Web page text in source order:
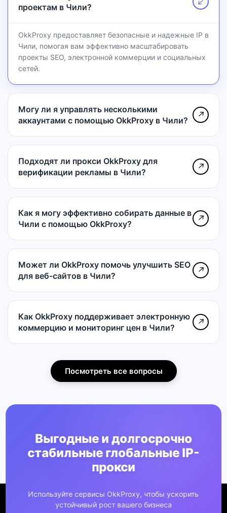
проектам в Чили?
OkkProxy предоставляет безопасные и надежные IP в
Чили, помогая вам эффективно масштабировать
проекты SEO, электронной коммерции и социальных
сетей.
Могу ли я управлять несколькими
аккаунтами с помощью OkkProxy в Чили?
↗
Подходят ли прокси OkkProxy для
верификации рекламы в Чили?
↗
Как я могу эффективно собирать данные в
Чили с помощью OkkProxy?
↗
Может ли OkkProxy помочь улучшить SEO
для веб-сайтов в Чили?
↗
Как OkkProxy поддерживает электронную
коммерцию и мониторинг цен в Чили?
↗
Посмотреть все вопросы
Выгодные и долгосрочно
стабильные глобальные IP-
прокси
Используйте сервисы OkkProxy, чтобы ускорить
устойчивый рост вашего бизнеса